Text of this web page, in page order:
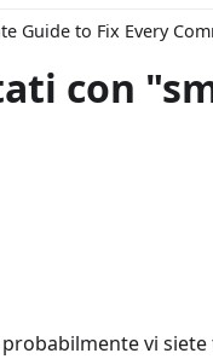
Guide to Fix Every
con
vi